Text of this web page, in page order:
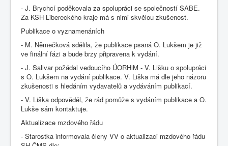
- J. Brychcí poděkovala za spolupráci se společností SABE.
Za KSH Libereckého kraje má s nimi skvělou zkušenost.
Publikace o vyznamenáních
- M. Němečková sdělila, že publikace psaná O. Lukšem je již
ve finální fázi a bude brzy připravena k vydání.
- J. Salivar požádal vedoucího ÚORHiM - V. Lišku o spolupráci
s O. Lukšem na vydání publikace. V. Liška má dle jeho názoru
zkušenosti s hledáním vydavatelů a vydáváním publikací.
- V. Liška odpověděl, že rád pomůže s vydáním publikace a O.
Lukše sám kontaktuje.
Aktualizace mzdového řádu
- Starostka informovala členy VV o aktualizaci mzdového řádu